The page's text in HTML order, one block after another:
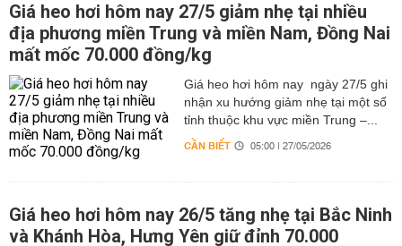
Giá heo hơi hôm nay 27/5 giảm nhẹ tại nhiều
địa phương miền Trung và miền Nam, Đồng Nai
mất mốc 70.000 đồng/kg
Giá heo hơi hôm nay ngày 27/5 ghi
nhận xu hướng giảm nhẹ tại một số
tỉnh thuộc khu vực miền Trung –...
CẦN BIẾT 05:00 | 27/05/2026
Giá heo hơi hôm nay 26/5 tăng nhẹ tại Bắc Ninh
và Khánh Hòa, Hưng Yên giữ đỉnh 70.000